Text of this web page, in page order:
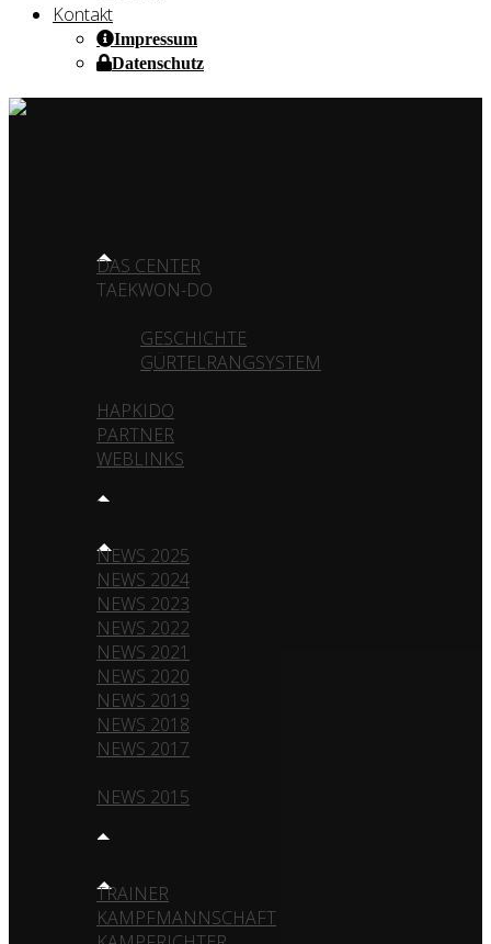
Kontakt
Impressum
Datenschutz
DAS CENTER
TAEKWON-DO
GESCHICHTE
GÜRTELRANGSYSTEM
HAPKIDO
PARTNER
WEBLINKS
NEWS
NEWS 2025
NEWS 2024
NEWS 2023
NEWS 2022
NEWS 2021
NEWS 2020
NEWS 2019
NEWS 2018
NEWS 2017
NEWS 2015
TEAM
TRAINER
KAMPFMANNSCHAFT